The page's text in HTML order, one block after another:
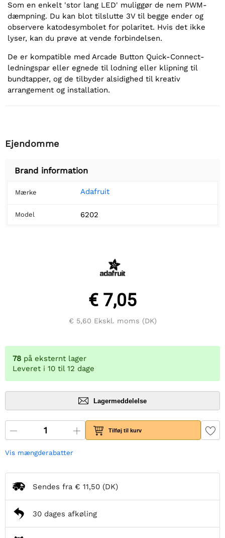
Som en enkelt 'stor lang LED' muliggør de nem PWM-
dæmpning. Du kan blot tilslutte 3V til begge ender og
observere katodesymbolet for polaritet. Hvis det ikke
lyser, kan du prøve at vende forbindelsen.
De er kompatible med Arcade Button Quick-Connect-
ledningspar eller egnede til lodning eller klipning til
bundtapper, og de tilbyder alsidighed til kreativ
arrangement og installation.
Ejendomme
Brand information
Mærke Adafruit
Model 6202
€ 7,05
€ 5,60 Ekskl. moms (DK)
78 på eksternt lager
Leveret i 10 til 12 dage
Lagermeddelelse
Tilføj til kurv
Vis mængderabatter
Sendes fra € 11,50 (DK)
30 dages afkøling